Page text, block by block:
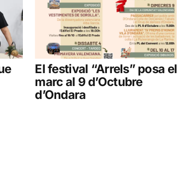
El festival “Arrels” posa el
marc al 9 d’Octubre
d’Ondara